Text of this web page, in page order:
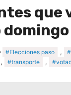
que
domingo
#Elecciones paso ,
, #transporte ,